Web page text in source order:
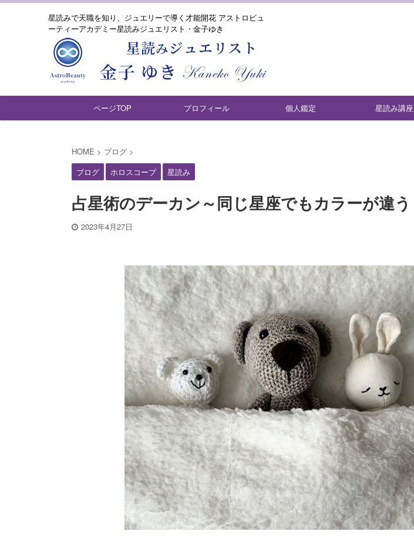
星読みで天職を知り、ジュエリーで導く才能開花 アストロビュ
ーティーアカデミー星読みジュエリスト・金子ゆき
ページTOP プロフィール 個人鑑定 星読み講座
HOME > ブログ >
ブログ
ホロスコープ 星読み
占星術のデーカン～同じ星座でもカラーが違う
2023年4月27日